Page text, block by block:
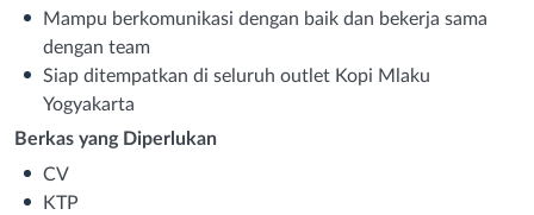
Mampu berkomunikasi dengan baik dan bekerja sama
dengan team
Siap ditempatkan di seluruh outlet Kopi Mlaku
Yogyakarta
Berkas yang Diperlukan
CV
KTP